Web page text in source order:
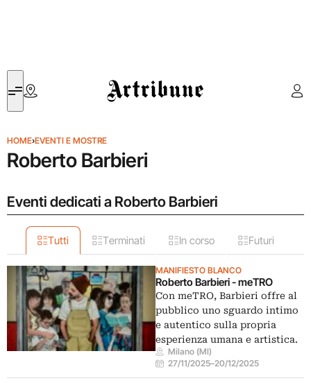
Artribune
HOME›EVENTI E MOSTRE
Roberto Barbieri
Eventi dedicati a Roberto Barbieri
Tutti Terminati In corso Futuri
MANIFIESTO BLANCO
Roberto Barbieri - meTRO
Con meTRO, Barbieri offre al
pubblico uno sguardo intimo
e autentico sulla propria
esperienza umana e artistica.
Milano (MI)
27/11/2025–20/12/2025